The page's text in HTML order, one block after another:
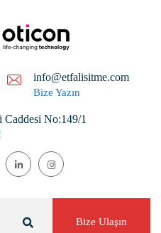
info@etfalisitme.com
Bize Yazın
Caddesi No:149/1
Bize Ulaşın